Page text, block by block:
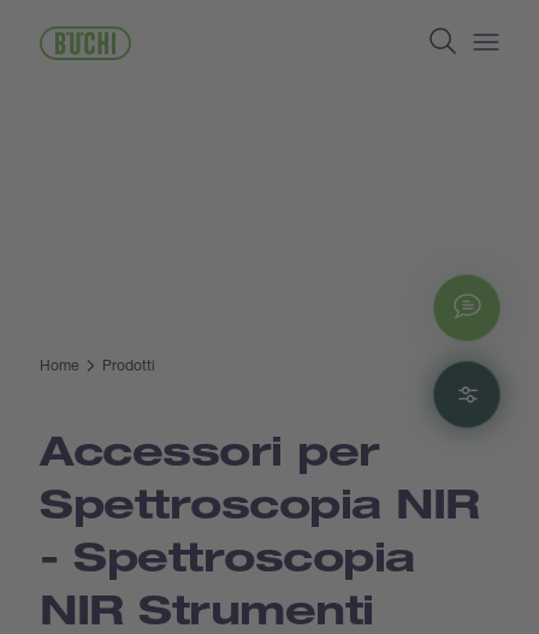
contenuto
Search
Home Prodotti
Accessori per
Spettroscopia NIR
- Spettroscopia
NIR Strumenti